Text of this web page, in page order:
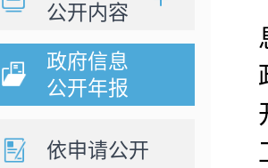
公开内容
政府信息
公开年报
依申请公开